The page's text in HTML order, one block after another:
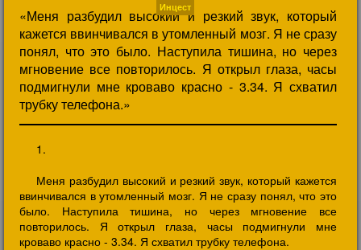
«Меня разбудил высокий и резкий звук, который
кажется ввинчивался в утомленный мозг. Я не сразу
понял, что это было. Наступила тишина, но через
мгновение все повторилось. Я открыл глаза, часы
подмигнули мне кроваво красно - 3.34. Я схватил
трубку телефона.»
Инцест
1.
Меня разбудил высокий и резкий звук, который кажется
ввинчивался в утомленный мозг. Я не сразу понял, что это
было. Наступила тишина, но через мгновение все
повторилось. Я открыл глаза, часы подмигнули мне
кроваво красно - 3.34. Я схватил трубку телефона.